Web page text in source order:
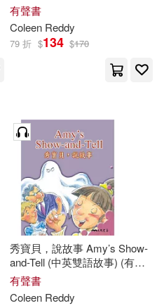
有聲書
Coleen Reddy
79 折 $134 $170
秀寶貝，說故事 Amy’s Show-
and-Tell (中英雙語故事) (有聲
書)
有聲書
Coleen Reddy